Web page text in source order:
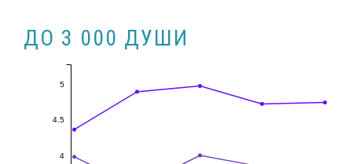
ДО 3 000 ДУШИ
4
4.5
5